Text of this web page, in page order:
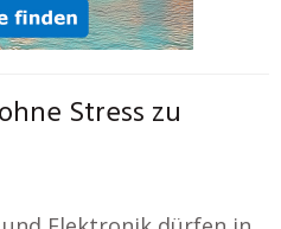
Stress zu